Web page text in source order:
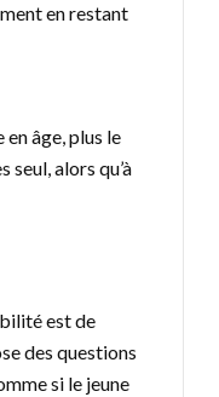
en restant
en âge, plus le
seul, alors qu’à
est de
des questions
si le jeune